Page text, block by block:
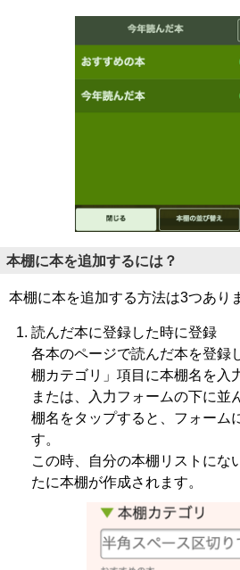
本棚に本を追加するには？
本棚に本を追加する方法は3つあり
読んだ本に登録した時に登録
各本のページで読んだ本を登録
棚カテゴリ」項目に本棚名を入
または、入力フォームの下に並
棚名をタップすると、フォーム
す。
この時、自分の本棚リストにな
たに本棚が作成されます。